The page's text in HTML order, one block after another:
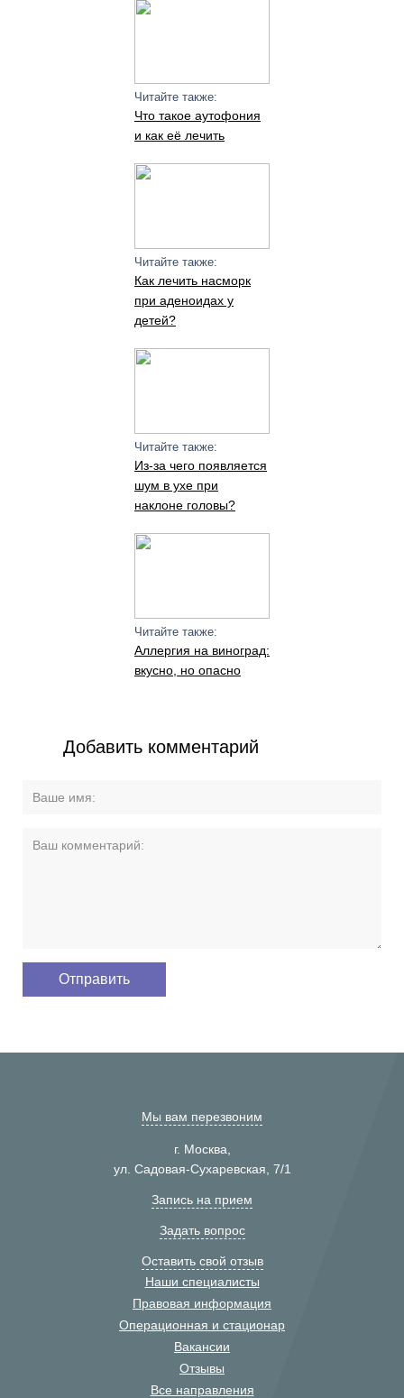
Читайте также:
Что такое аутофония
и как её лечить
Читайте также:
Как лечить насморк
при аденоидах у
детей?
Читайте также:
Из-за чего появляется
шум в ухе при
наклоне головы?
Читайте также:
Аллергия на виноград:
вкусно, но опасно
Добавить комментарий
Мы вам перезвоним
г. Москва,
ул. Садовая-Сухаревская, 7/1
Запись на прием
Задать вопрос
Оставить свой отзыв
Наши специалисты
Правовая информация
Операционная и стационар
Вакансии
Отзывы
Все направления